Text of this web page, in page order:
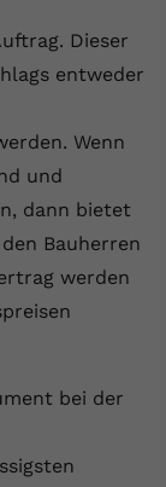
Dieser
entweder
Wenn
und
dann bietet
Bauherren
werden
bei der
um die
zu
YouTube-